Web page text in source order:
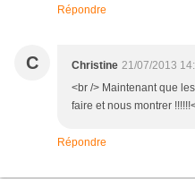
Répondre
C Christine 21/07/2013
<br /> Maintenant que
faire et nous montrer
Répondre